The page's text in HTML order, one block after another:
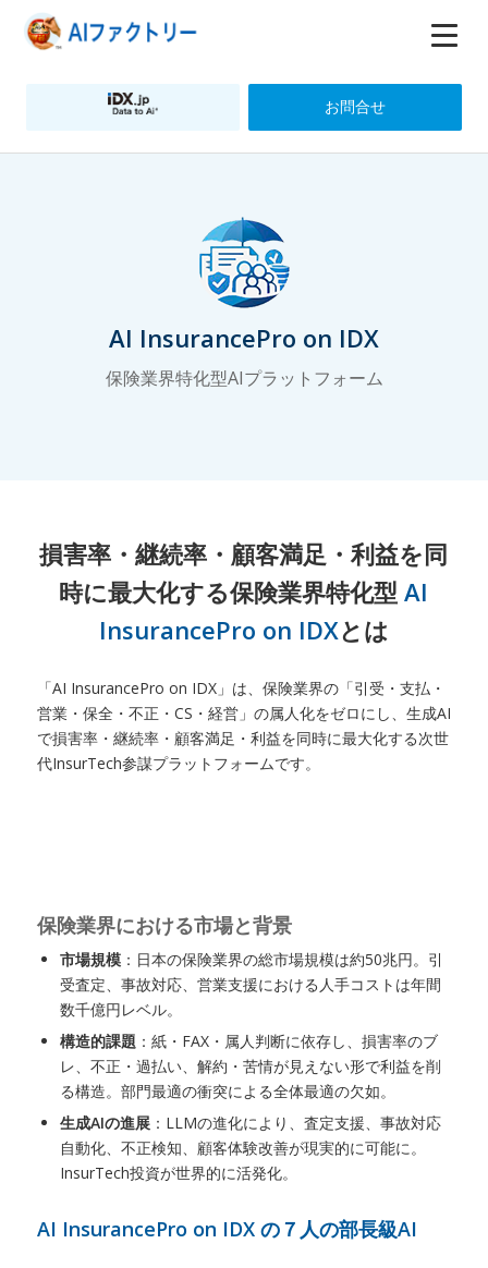
お問合せ
AI InsurancePro on IDX
保険業界特化型AIプラットフォーム
損害率・継続率・顧客満足・利益を同
時に最大化する保険業界特化型AI
InsurancePro on IDXとは
「AI InsurancePro on IDX」は、保険業界の「引受・支払・
営業・保全・不正・CS・経営」の属人化をゼロにし、生成AI
で損害率・継続率・顧客満足・利益を同時に最大化する次世
代InsurTech参謀プラットフォームです。
保険業界における市場と背景
市場規模：日本の保険業界の総市場規模は約50兆円。引
受査定、事故対応、営業支援における人手コストは年間
数千億円レベル。
構造的課題 ：紙・FAX・属人判断に依存し、損害率のブ
レ、不正・過払い、解約・苦情が見えない形で利益を削
る構造。部門最適の衝突による全体最適の欠如。
生成AIの進展：LLMの進化により、査定支援、事故対応
自動化、不正検知、顧客体験改善が現実的に可能に。
InsurTech投資が世界的に活発化。
AI InsurancePro on IDX の７人の部長級AI